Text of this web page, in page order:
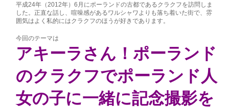
平成24年（2012年）6月にポーランドの古都であるクラクフを訪問しま
した。正直な話し、喧噪感があるワルシャワよりも落ち着いた街で、雰
囲気はよく私的にはクラクフのほうが好きであります。
今回のテーマは
アキーラさん！ポーランド
のクラクフでポーランド人
女の子に一緒に記念撮影を